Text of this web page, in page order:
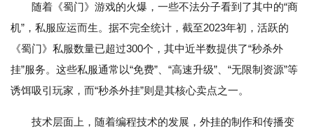
随着《蜀门》游戏的火爆，一些不法分子看到了其中的“商
机”，私服应运而生。据不完全统计，截至2023年初，活跃的
《蜀门》私服数量已超过300个，其中近半数提供了“秒杀外
挂”服务。这些私服通常以“免费”、“高速升级”、“无限制资源”等
诱饵吸引玩家，而“秒杀外挂”则是其核心卖点之一。
技术层面上，随着编程技术的发展，外挂的制作和传播变